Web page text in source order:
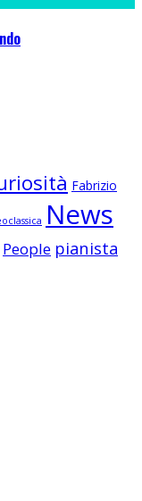
Fabrizio
News
People pianista